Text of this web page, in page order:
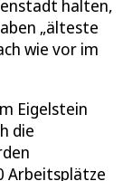
halten,
„älteste
wie vor im
Eigelstein
die
Arbeitsplätze